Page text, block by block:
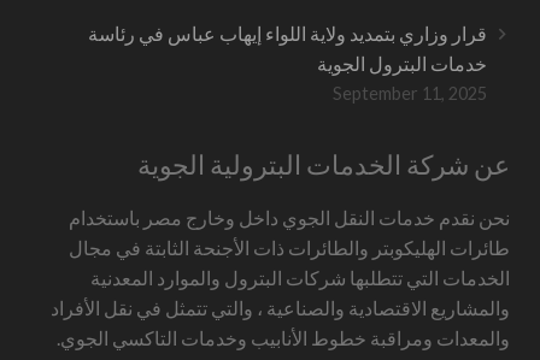
قرار وزاري بتمديد ولاية اللواء إيهاب عباس في رئاسة
خدمات البترول الجوية
September 11, 2025
عن شركة الخدمات البترولية الجوية
نحن نقدم خدمات النقل الجوي داخل وخارج مصر باستخدام
طائرات الهليكوبتر والطائرات ذات الأجنحة الثابتة في مجال
الخدمات التي تتطلبها شركات البترول والموارد المعدنية
والمشاريع الاقتصادية والصناعية ، والتي تتمثل في نقل الأفراد
والمعدات ومراقبة خطوط الأنابيب وخدمات التاكسي الجوي.